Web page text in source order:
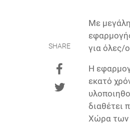
SHARE
Με
για όλες/
Η
εκατό
διαθέτει
Χώρα των